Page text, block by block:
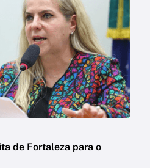
de Fortaleza para o